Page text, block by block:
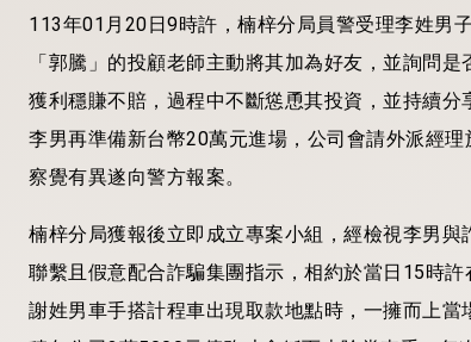
113年01月20日9時許，楠梓分局員警受理李姓男
「郭騰」的投顧老師主動將其加為好友，並詢問
獲利穩賺不賠，過程中不斷慫恿其投資，並持續
李男再準備新台幣20萬元進場，公司會請外派經
察覺有異遂向警方報案。
楠梓分局獲報後立即成立專案小組，經檢視李男
聯繫且假意配合詐騙集團指示，相約於當日15時
謝姓男車手搭計程車出現取款地點時，一擁而上